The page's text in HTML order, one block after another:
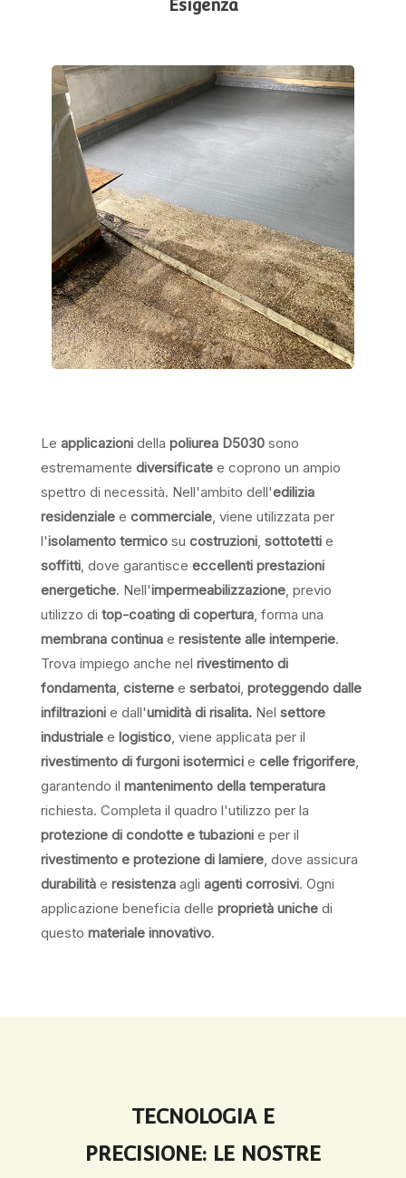
Esigenza
Le applicazioni della poliurea D5030 sono
estremamente diversificate e coprono un ampio
spettro di necessità. Nell'ambito dell'edilizia
residenziale e commerciale , viene utilizzata per
l'isolamento termico su costruzioni sottotetti e
soffitti , dove garantisce eccellenti prestazioni
energetiche. Nell'impermeabilizzazione , previo
utilizzo di top-coating di copertura , forma una
membrana continua e resistente alle intemperie.
Trova impiego anche nel rivestimento di
fondamenta cisterne e serbatoi proteggendo dalle
infiltrazioni e dall'umidità di risalita. Nel settore
industriale e logistico , viene applicata per il
rivestimento di furgoni isotermici e celle frigorifere
garantendo il mantenimento della temperatura
richiesta. Completa il quadro l'utilizzo per la
protezione di condotte e tubazioni e per il
rivestimento e protezione di lamiere , dove assicura
durabilità e resistenza agli agenti corrosivi. Ogni
applicazione beneficia delle proprietà uniche di
questo materiale innovativo.
TECNOLOGIA E
PRECISIONE: LE NOSTRE